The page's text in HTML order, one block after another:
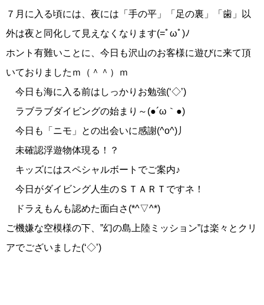
７月に入る頃には、夜には「手の平」「足の裏」「歯」以
外は夜と同化して見えなくなります(=ﾟωﾟ)ﾉ
ホント有難いことに、今日も沢山のお客様に遊びに来て頂
いておりましたｍ（＾＾）ｍ
今日も海に入る前はしっかりお勉強(‘◇’)ゞ
ラブラブダイビングの始まり～(●´ω｀●)
今日も「ニモ」との出会いに感謝(^o^)丿
未確認浮遊物体現る！？
キッズにはスペシャルボートでご案内♪
今日がダイビング人生のＳＴＡＲＴですネ！
ドラえもんも認めた面白さ(*^▽^*)
ご機嫌な空模様の下、”幻の島上陸ミッション”は楽々とクリ
アでございました(‘◇’)ゞ